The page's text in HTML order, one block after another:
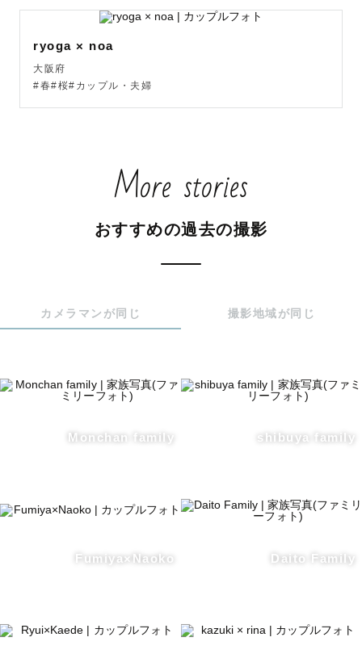
ryoga × noa
大阪府
#春#桜#カップル・夫婦
More stories
おすすめの過去の撮影
カメラマンが同じ 撮影地域が同じ
Monchan family shibuya family
Fumiya×Naoko Daito Family